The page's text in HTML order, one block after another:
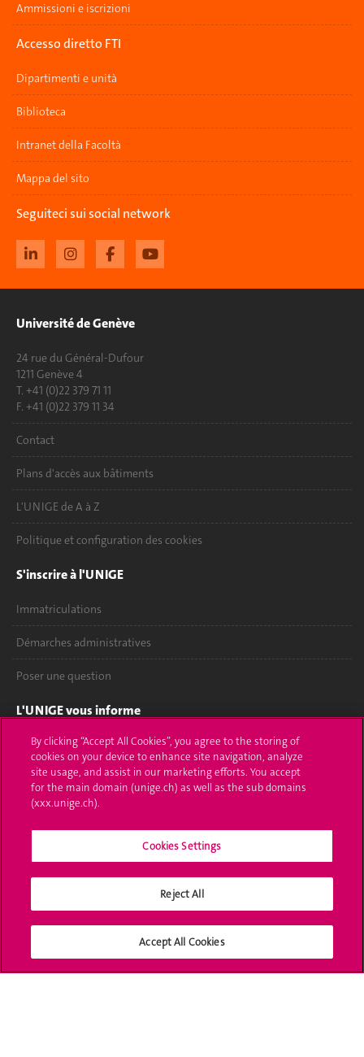
Ammissioni e iscrizioni
Accesso diretto FTI
Dipartimenti e unità
Biblioteca
Intranet della Facoltà
Mappa del sito
Seguiteci sui social network
Université de Genève
24 rue du Général-Dufour
1211 Genève 4
T. +41 (0)22 379 71 11
F. +41 (0)22 379 11 34
Contact
Plans d'accès aux bâtiments
L'UNIGE de A à Z
Politique et configuration des cookies
S'inscrire à l'UNIGE
Immatriculations
Démarches administratives
Poser une question
L'UNIGE vous informe
UNIGE Mobile
Médias
Offres d'emploi
Calendrier académique
Médias sociaux UNIGE
By clicking “Accept All Cookies”, you agree to the storing of
cookies on your device to enhance site navigation, analyze
site usage, and assist in our marketing efforts. You accept
for the main domain (unige.ch) as well as the sub domains
(xxx.unige.ch).
Cookies Settings
Reject All
Accept All Cookies